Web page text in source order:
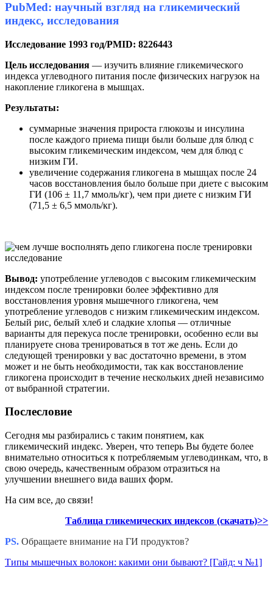
PubMed: научный взгляд на гликемический
индекс, исследования
Исследование 1993 год/PMID: 8226443
Цель исследования — изучить влияние гликемического
индекса углеводного питания после физических нагрузок на
накопление гликогена в мышцах.
Результаты:
суммарные значения прироста глюкозы и инсулина
после каждого приема пищи были больше для блюд с
высоким гликемическим индексом, чем для блюд с
низким ГИ.
увеличение содержания гликогена в мышцах после 24
часов восстановления было больше при диете с высоким
ГИ (106 ± 11,7 ммоль/кг), чем при диете с низким ГИ
(71,5 ± 6,5 ммоль/кг).
Вывод: употребление углеводов с высоким гликемическим
индексом после тренировки более эффективно для
восстановления уровня мышечного гликогена, чем
употребление углеводов с низким гликемическим индексом.
Белый рис, белый хлеб и сладкие хлопья — отличные
варианты для перекуса после тренировки, особенно если вы
планируете снова тренироваться в тот же день. Если до
следующей тренировки у вас достаточно времени, в этом
может и не быть необходимости, так как восстановление
гликогена происходит в течение нескольких дней независимо
от выбранной стратегии.
Послесловие
Сегодня мы разбирались с таким понятием, как
гликемический индекс. Уверен, что теперь Вы будете более
внимательно относиться к потребляемым углеводинкам, что, в
свою очередь, качественным образом отразиться на
улучшении внешнего вида ваших форм.
На сим все, до связи!
Таблица гликемических индексов (скачать)>>
PS. Обращаете внимание на ГИ продуктов?
Типы мышечных волокон: какими они бывают? [Гайд: ч №1]